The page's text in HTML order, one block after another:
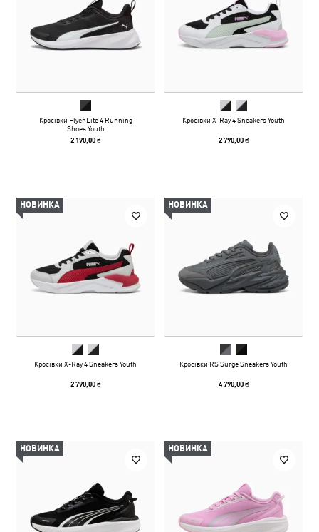
Кросівки Flyer Lite 4 Running
Shoes Youth
2 190,00 ₴
Кросівки X-Ray 4 Sneakers Youth
2 790,00 ₴
НОВИНКА
Кросівки X-Ray 4 Sneakers Youth
2 790,00 ₴
НОВИНКА
Кросівки RS Surge Sneakers Youth
4 790,00 ₴
НОВИНКА НОВИНКА